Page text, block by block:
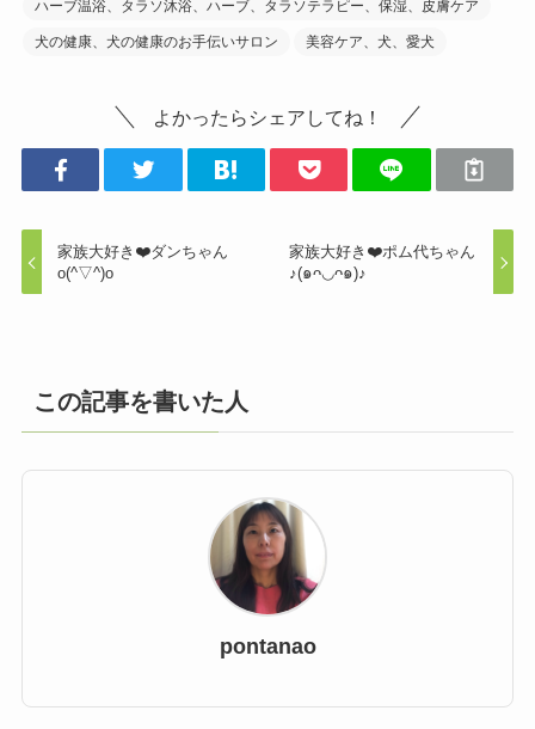
ハーブ温浴、タラソ沐浴、ハーブ、タラソテラピー、保湿、皮膚ケア
犬の健康、犬の健康のお手伝いサロン 美容ケア、犬、愛犬
よかったらシェアしてね！
家族大好き❤️ダンちゃん
o(^▽^)o
家族大好き❤️ポム代ちゃん
♪(๑ᴖ◡ᴖ๑)♪
この記事を書いた人
pontanao